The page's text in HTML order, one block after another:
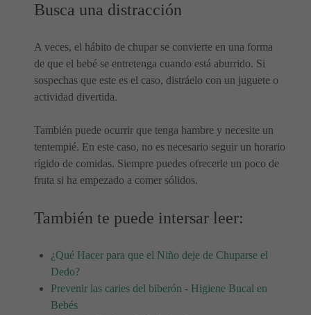
Busca una distracción
A veces, el hábito de chupar se convierte en una forma
de que el bebé se entretenga cuando está aburrido. Si
sospechas que este es el caso, distráelo con un juguete o
actividad divertida.
También puede ocurrir que tenga hambre y necesite un
tentempié. En este caso, no es necesario seguir un horario
rígido de comidas. Siempre puedes ofrecerle un poco de
fruta si ha empezado a comer sólidos.
También te puede intersar leer:
¿Qué Hacer para que el Niño deje de Chuparse el
Dedo?
Prevenir las caries del biberón - Higiene Bucal en
Bebés